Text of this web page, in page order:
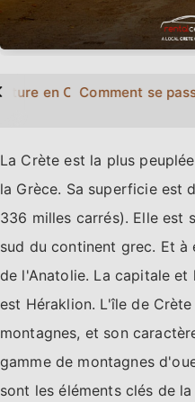
en Crète?Comment se
La Crète est la plus
la Grèce. Sa superficie est
336 milles carrés). Elle est
sud du continent grec. Et à
de l'Anatolie. La capitale
est Héraklion. L'île de
montagnes, et son
gamme de montagnes
sont les éléments clés de